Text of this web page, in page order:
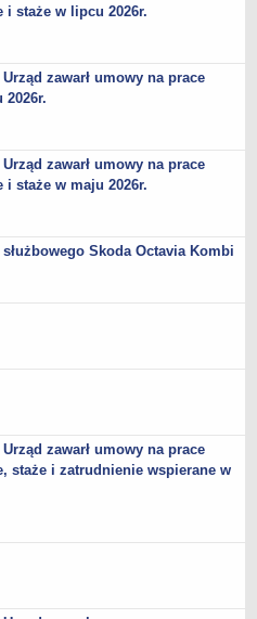
i rynku pracy
RADA RYNKU PRACY
Rynku Pracy
Pracy
w Bydgoszczy
staże w lipcu 2026r.
zawarł umowy na prace
2026r.
zawarł umowy na prace
staże w maju 2026r.
Skoda Octavia Kombi
zawarł umowy na prace
staże i zatrudnienie wspierane w